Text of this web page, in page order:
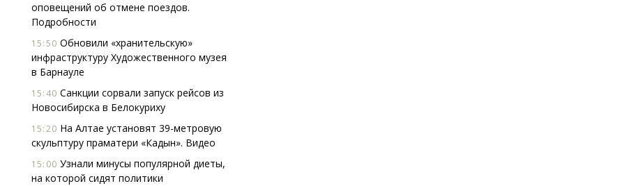
оповещений об отмене поездов.
Подробности
15:50 Обновили «хранительскую»
инфраструктуру Художественного музея
в Барнауле
15:40 Санкции сорвали запуск рейсов из
Новосибирска в Белокуриху
15:20 На Алтае установят 39-метровую
скульптуру праматери «Кадын». Видео
15:00 Узнали минусы популярной диеты,
на которой сидят политики